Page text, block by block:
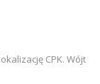
CPK. Wójt